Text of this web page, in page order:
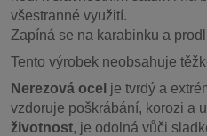
všestranné využití.
Zapíná se na karabinku a
Tento výrobek neobsahuje
Nerezová ocel je tvrdý a
vzdoruje poškrábání, korozi a
životnost, je odolná vůči